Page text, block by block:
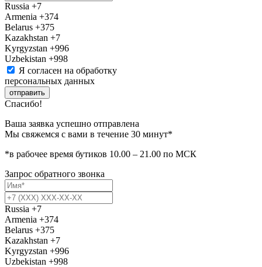
Russia +7
Armenia +374
Belarus +375
Kazakhstan +7
Kyrgyzstan +996
Uzbekistan +998
Я согласен на обработку
персональных данных
отправить
Спасибо!
Ваша заявка успешно отправлена
Мы свяжемся с вами в течение 30 минут*
*в рабочее время бутиков 10.00 – 21.00 по МСК
Запрос обратного звонка
Russia +7
Armenia +374
Belarus +375
Kazakhstan +7
Kyrgyzstan +996
Uzbekistan +998